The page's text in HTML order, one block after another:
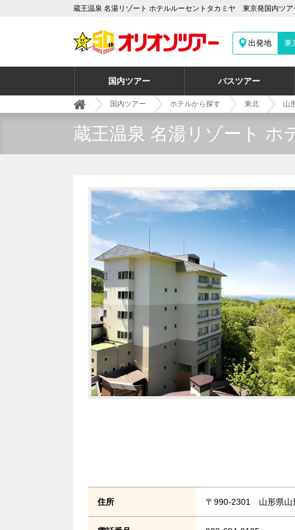
蔵王温泉 名湯リゾート ホテルルーセントタカミヤ 東京発国内ツア
出発地 東
国内ツアー バスツアー
国内ツアー ホテルから探す 東北 山
蔵王温泉 名湯リゾート ホ
住所 〒990-2301 山形県山